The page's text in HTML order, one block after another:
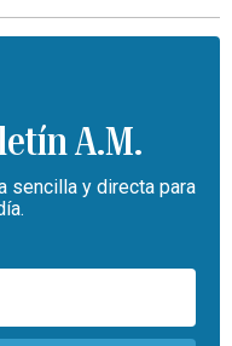
A.M.
sencilla y directa para